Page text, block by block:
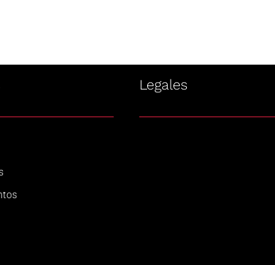
Legales